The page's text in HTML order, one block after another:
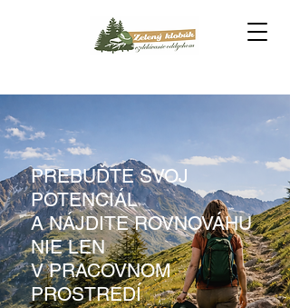
PREBUĎTE SVOJ
POTENCIÁL
A NÁJDITE ROVNOVÁHU
NIE LEN
V PRACOVNOM
PROSTREDÍ